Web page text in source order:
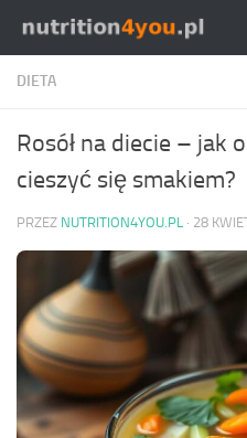
Przejdź do treści
DIETA
Rosół na diecie – jak
cieszyć się smakiem?
PRZEZ NUTRITION4YOU.PL · 28